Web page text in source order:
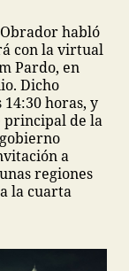
habló
con la virtual
Pardo, en
Dicho
horas, y
principal de la
a
regiones
la cuarta